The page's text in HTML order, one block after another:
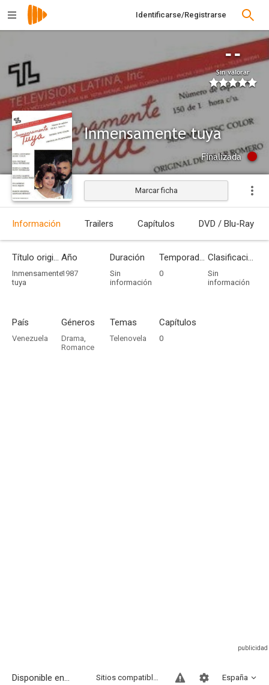
Identificarse/Registrarse
--
Sin valorar
Inmensamente tuya
Finalizada
Marcar ficha
Información Trailers Capítulos DVD / Blu-Ray
Título original
Inmensamente
tuya
Año
1987
Duración
Sin
información
Temporadas
0
Clasificación por edades
Sin
información
País
Venezuela
Géneros
Drama,
Romance
Temas
Telenovela
Capítulos
0
Disponible en... España
Sitios compatibles